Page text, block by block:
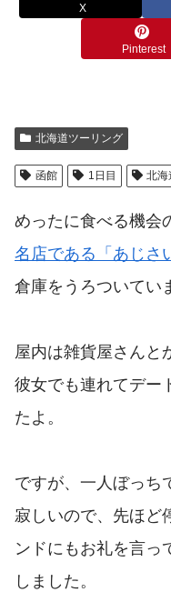
X
Pinterest
北海道ツーリング
函館 1日目 北海
めったに食べる機会
名店である「あじさ
倉庫をうろついてい
屋内は雑貨屋さんと
彼女でも連れてデー
たよ。
ですが、一人ぼっち
寂しいので、先ほど
ンドにもお礼を言っ
しました。